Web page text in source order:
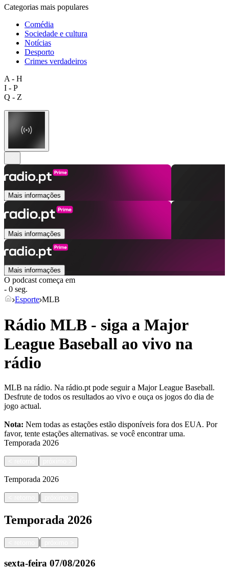
Categorias mais populares
Comédia
Sociedade e cultura
Notícias
Desporto
Crimes verdadeiros
A - H
I - P
Q - Z
Mais informações
Mais informações
Mais informações
O podcast começa em
- 0 seg.
Esporte MLB
Rádio MLB - siga a Major
League Baseball ao vivo na
rádio
MLB na rádio. Na rádio.pt pode seguir a Major League Baseball.
Desfrute de todos os resultados ao vivo e ouça os jogos do dia de
jogo actual.
Nota: Nem todas as estações estão disponíveis fora dos EUA. Por
favor, tente estações alternativas. se você encontrar uma.
Temporada 2026
Temporada 2026
|
Temporada 2026
|
sexta-feira 07/08/2026